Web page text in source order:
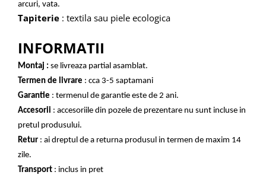
arcuri, vata.
Tapiterie : textila sau piele ecologica
INFORMATII
Montaj : se livreaza partial asamblat.
Termen de livrare : cca 3-5 saptamani
Garantie : termenul de garantie este de 2 ani.
Accesorii : accesoriile din pozele de prezentare nu sunt incluse in
pretul produsului.
Retur : ai dreptul de a returna produsul in termen de maxim 14
zile.
Transport : inclus in pret